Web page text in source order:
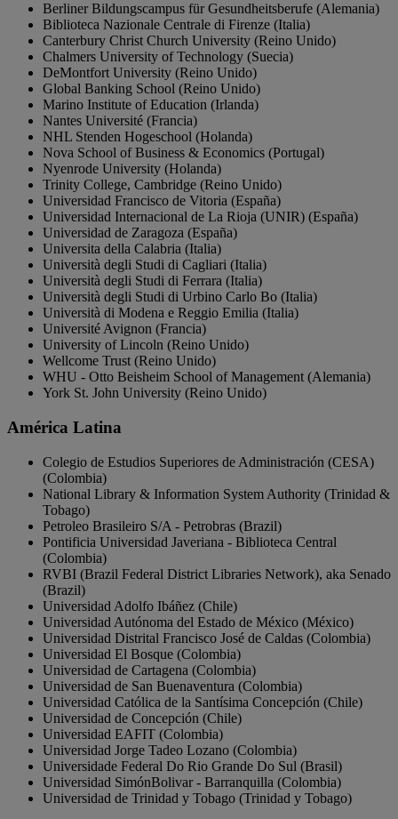
Berliner Bildungscampus für Gesundheitsberufe (Alemania)
Biblioteca Nazionale Centrale di Firenze (Italia)
Canterbury Christ Church University (Reino Unido)
Chalmers University of Technology (Suecia)
DeMontfort University (Reino Unido)
Global Banking School (Reino Unido)
Marino Institute of Education (Irlanda)
Nantes Université (Francia)
NHL Stenden Hogeschool (Holanda)
Nova School of Business & Economics (Portugal)
Nyenrode University (Holanda)
Trinity College, Cambridge (Reino Unido)
Universidad Francisco de Vitoria (España)
Universidad Internacional de La Rioja (UNIR) (España)
Universidad de Zaragoza (España)
Universita della Calabria (Italia)
Università degli Studi di Cagliari (Italia)
Università degli Studi di Ferrara (Italia)
Università degli Studi di Urbino Carlo Bo (Italia)
Università di Modena e Reggio Emilia (Italia)
Université Avignon (Francia)
University of Lincoln (Reino Unido)
Wellcome Trust (Reino Unido)
WHU - Otto Beisheim School of Management (Alemania)
York St. John University (Reino Unido)
América Latina
Colegio de Estudios Superiores de Administración (CESA)
(Colombia)
National Library & Information System Authority (Trinidad &
Tobago)
Petroleo Brasileiro S/A - Petrobras (Brazil)
Pontificia Universidad Javeriana - Biblioteca Central
(Colombia)
RVBI (Brazil Federal District Libraries Network), aka Senado
(Brazil)
Universidad Adolfo Ibáñez (Chile)
Universidad Autónoma del Estado de México (México)
Universidad Distrital Francisco José de Caldas (Colombia)
Universidad El Bosque (Colombia)
Universidad de Cartagena (Colombia)
Universidad de San Buenaventura (Colombia)
Universidad Católica de la Santísima Concepción (Chile)
Universidad de Concepción (Chile)
Universidad EAFIT (Colombia)
Universidad Jorge Tadeo Lozano (Colombia)
Universidade Federal Do Rio Grande Do Sul (Brasil)
Universidad SimónBolivar - Barranquilla (Colombia)
Universidad de Trinidad y Tobago (Trinidad y Tobago)